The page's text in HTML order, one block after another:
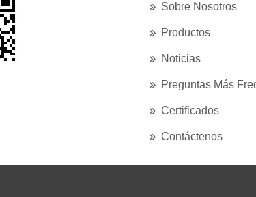
Sobre Nosotros
Productos
Noticias
Preguntas Más
Certificados
Contáctenos